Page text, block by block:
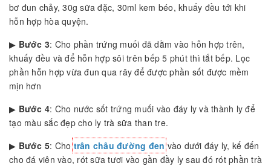
bơ đun chảy, 30g sữa đặc, 30ml kem béo, khuấy đều tới khi
hỗn hợp hòa quyện.
▶ Bước 3: Cho phần trứng muối đã dằm vào hỗn hợp trên,
khuấy đều và để hỗn hợp sôi trên bếp 5 phút thì tắt bếp. Lọc
phần hỗn hợp vừa đun qua rây để được phần sốt được mềm
mịn hơn
▶ Bước 4: Cho nước sốt trứng muối vào đáy ly và thành ly để
tạo màu sắc đẹp cho ly trà sữa than tre.
▶ Bước 5: Chotrân châu đường đenvào dưới đáy ly, kế đến
cho đá viên vào, rót sữa tươi vào gần đầy ly sau đó rót phần trà